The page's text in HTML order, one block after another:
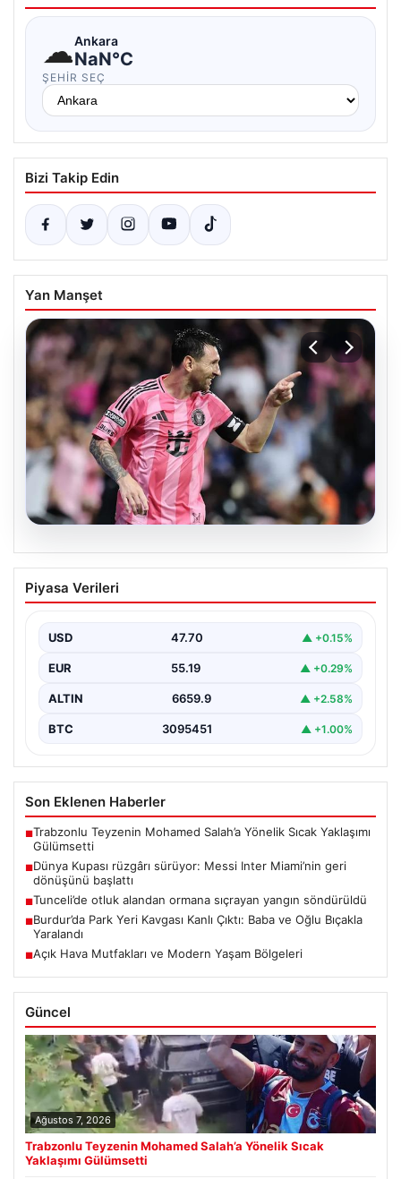
☁Ankara
NaN°C
ŞEHIR SEÇ
Bizi Takip Edin
Yan Manşet
06.08.2026
Dünya Kupası rüzgârı sürüyor: Messi
Inter Miami’nin geri dönüşünü başlattı
karşısında geriye düştüğü bir mücadelede sahadan…
Piyasa Verileri
USD 47.70 ▲ +0.15%
EUR 55.19 ▲ +0.29%
ALTIN 6659.9 ▲ +2.58%
BTC 3095451 ▲ +1.00%
Son Eklenen Haberler
■Trabzonlu Teyzenin Mohamed Salah’a Yönelik Sıcak Yaklaşımı
Gülümsetti
■Dünya Kupası rüzgârı sürüyor: Messi Inter Miami’nin geri
dönüşünü başlattı
■Tunceli’de otluk alandan ormana sıçrayan yangın söndürüldü
■Burdur’da Park Yeri Kavgası Kanlı Çıktı: Baba ve Oğlu Bıçakla
Yaralandı
■Açık Hava Mutfakları ve Modern Yaşam Bölgeleri
Güncel
Ağustos 7, 2026
Trabzonlu Teyzenin Mohamed Salah’a Yönelik Sıcak
Yaklaşımı Gülümsetti